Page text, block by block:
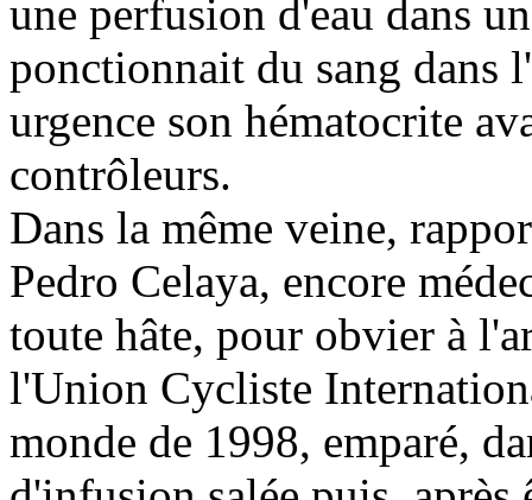
une perfusion d'eau dans
ponctionnait du sang dans
urgence son hématocrite
contrôleurs.
Dans la même veine,
Pedro Celaya, encore
toute hâte, pour obvier à
l'Union Cycliste
monde de 1998, emparé,